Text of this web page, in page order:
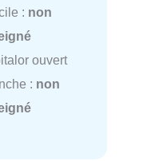
: non
ouvert
: non